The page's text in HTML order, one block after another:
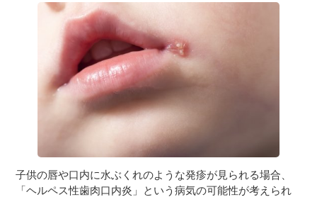
１歳児
３〜６歳児
７〜１２歳児
子供の唇や口内に水ぶくれのような発疹が見られる場合、
「ヘルペス性歯肉口内炎」という病気の可能性が考えられ